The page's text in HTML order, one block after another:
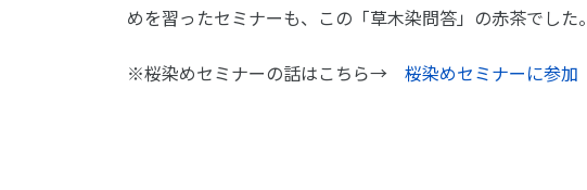
めを習ったセミナーも、この「草木染問答」の赤茶でした。
※桜染めセミナーの話はこちら→ 桜染めセミナーに参加